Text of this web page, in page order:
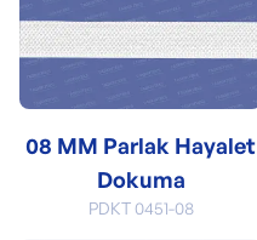
08 MM Parlak Hayalet
Dokuma
PDKT 0451-08